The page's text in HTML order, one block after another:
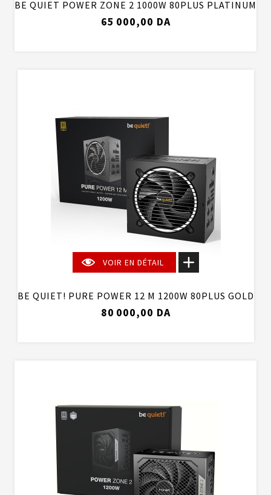
BE QUIET POWER ZONE 2 1000W 80PLUS PLATINUM
65 000,00 DA
VOIR EN DÉTAIL
BE QUIET! PURE POWER 12 M 1200W 80PLUS GOLD
80 000,00 DA